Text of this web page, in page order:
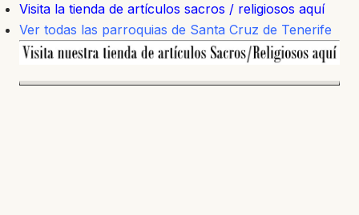
Visita la tienda de artículos sacros / religiosos aquí
Ver todas las parroquias de Santa Cruz de Tenerife